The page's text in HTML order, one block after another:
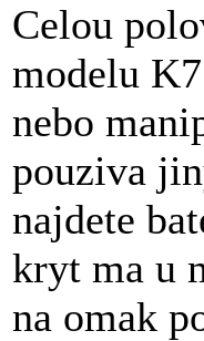
Celou
modelu
nebo
pouziva
najdete
kryt ma u
na omak